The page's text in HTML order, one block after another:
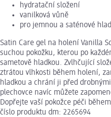
hydratační složení
vanilková vůně
pro jemnou a saténové
Satin Care gel na holení Vanilla
suchou pokožku, kterou po
sametově hladkou. Zvlhčující
ztrátou vlhkosti během holení,
hladkou a chrání ji před
plechovce navíc můžete
Dopřejte vaší pokožce péči
číslo produktu dm: 2265694